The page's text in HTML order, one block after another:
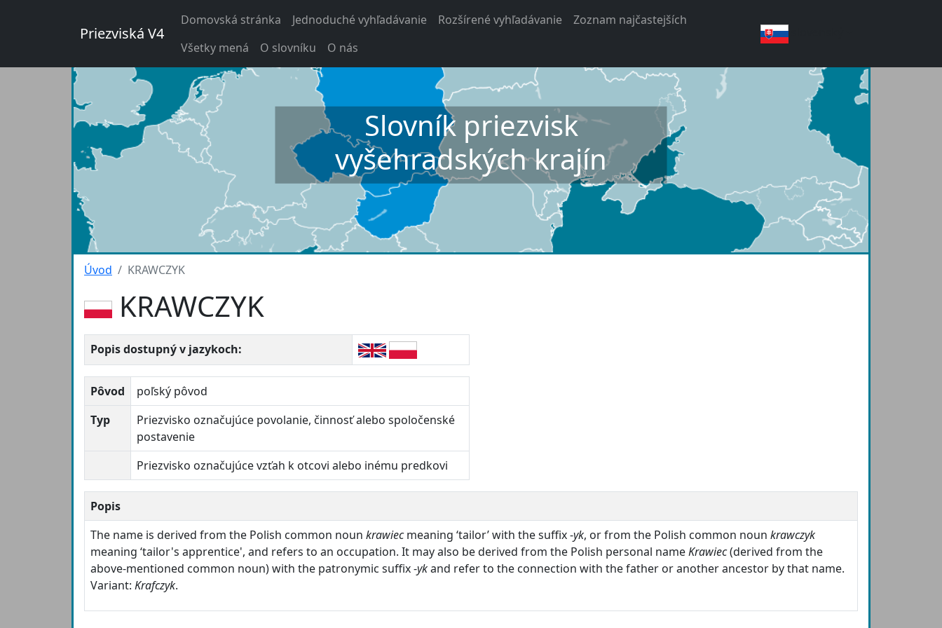
Priezviská V4
Domovská stránka Jednoduché vyhľadávanie Rozšírené vyhľadávanie
Zoznam najčastejších
Všetky mená
O slovníku O nás
Slovník priezvisk
vyšehradských krajín
Úvod KRAWCZYK
KRAWCZYK
Popis dostupný v jazykoch:
Pôvod
poľský pôvod
Typ
Priezvisko označujúce povolanie, činnosť alebo spoločenské
postavenie
Priezvisko označujúce vzťah k otcovi alebo inému predkovi
Popis
The name is derived from the Polish common noun krawiecmeaning ‘tailor’ with the suffix -yk, or from the Polish common noun krawczyk
meaning ‘tailor's apprentice', and refers to an occupation. It may also be derived from the Polish personal nameKrawiec(derived from the
above-mentioned common noun) with the patronymic suffix -ykand refer to the connection with the father or another ancestor by that name.
Variant: Krafczyk.